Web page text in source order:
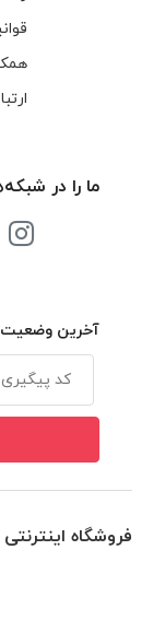
ما را در
آخرین وضعیت
فروشگاه